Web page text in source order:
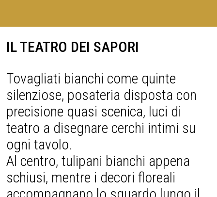
IL TEATRO DEI SAPORI
Tovagliati bianchi come quinte
silenziose, posateria disposta con
precisione quasi scenica, luci di
teatro a disegnare cerchi intimi su
ogni tavolo.
Al centro, tulipani bianchi appena
schiusi, mentre i decori floreali